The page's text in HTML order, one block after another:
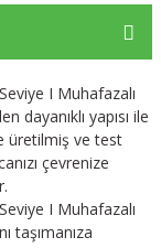
I Muhafazalı
dayanıklı yapısı ile
üretilmiş ve test
çevrenize
I Muhafazalı
taşımanıza